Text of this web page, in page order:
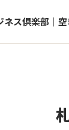
ネス倶楽部｜